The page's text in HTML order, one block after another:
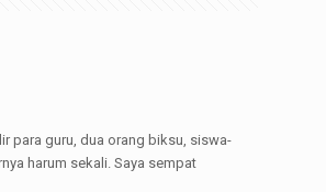
para guru, dua orang biksu, siswa-
harum sekali. Saya sempat